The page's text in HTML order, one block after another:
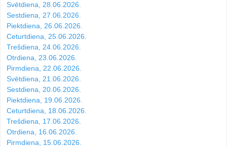
Svētdiena, 28.06.2026.
Sestdiena, 27.06.2026.
Piektdiena, 26.06.2026.
Ceturtdiena, 25.06.2026.
Trešdiena, 24.06.2026.
Otrdiena, 23.06.2026.
Pirmdiena, 22.06.2026.
Svētdiena, 21.06.2026.
Sestdiena, 20.06.2026.
Piektdiena, 19.06.2026.
Ceturtdiena, 18.06.2026.
Trešdiena, 17.06.2026.
Otrdiena, 16.06.2026.
Pirmdiena, 15.06.2026.